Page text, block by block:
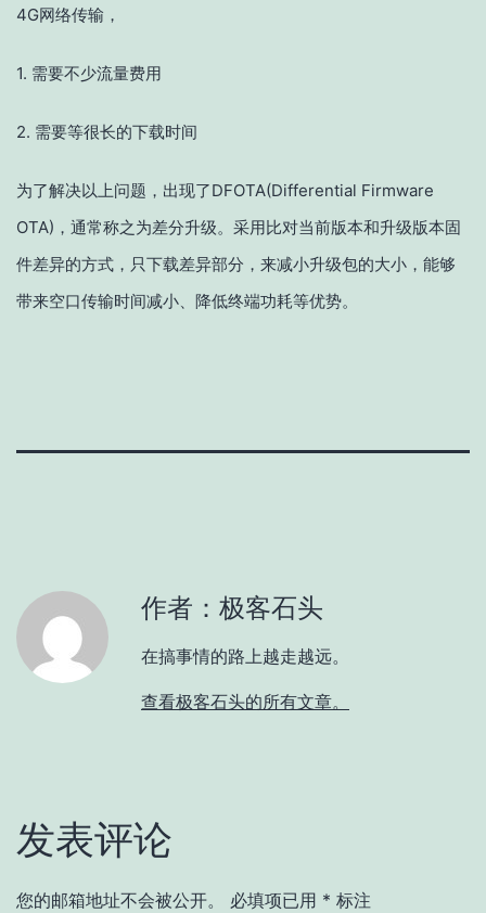
4G网络传输，
1. 需要不少流量费用
2. 需要等很长的下载时间
为了解决以上问题，出现了DFOTA(Differential Firmware
OTA)，通常称之为差分升级。采用比对当前版本和升级版本固
件差异的方式，只下载差异部分，来减小升级包的大小，能够
带来空口传输时间减小、降低终端功耗等优势。
作者：极客石头
在搞事情的路上越走越远。
查看极客石头的所有文章。
发表评论
您的邮箱地址不会被公开。 必填项已用 * 标注